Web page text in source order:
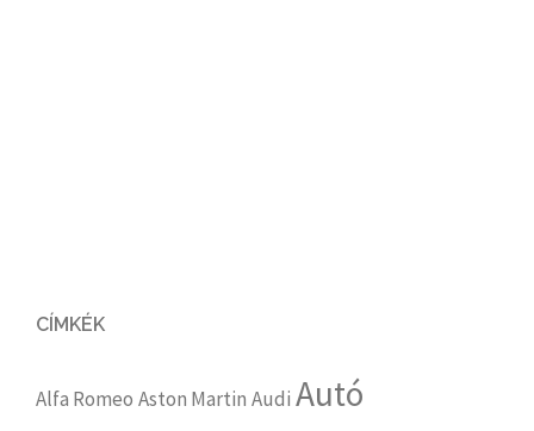
CÍMKÉK
Alfa Romeo Aston Martin Audi Autó